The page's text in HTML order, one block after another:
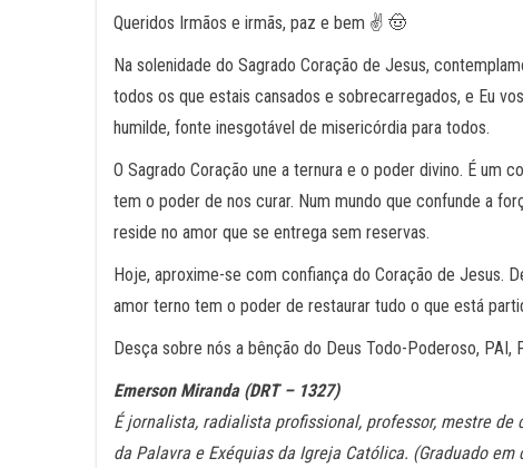
Queridos Irmãos e irmãs, paz e bem ✌️ 🤠
Na solenidade do Sagrado Coração de Jesus,
todos os que estais cansados e sobrecarregados, e Eu
humilde, fonte inesgotável de misericórdia para todos.
O Sagrado Coração une a ternura e o poder divino. É um
tem o poder de nos curar. Num mundo que confunde a
reside no amor que se entrega sem reservas.
Hoje, aproxime-se com confiança do Coração de Jesus.
amor terno tem o poder de restaurar tudo o que está
Desça sobre nós a bênção do Deus Todo-Poderoso, PAI,
Emerson Miranda (DRT – 1327)
É jornalista, radialista profissional, professor, mestre
da Palavra e Exéquias da Igreja Católica. (Graduado